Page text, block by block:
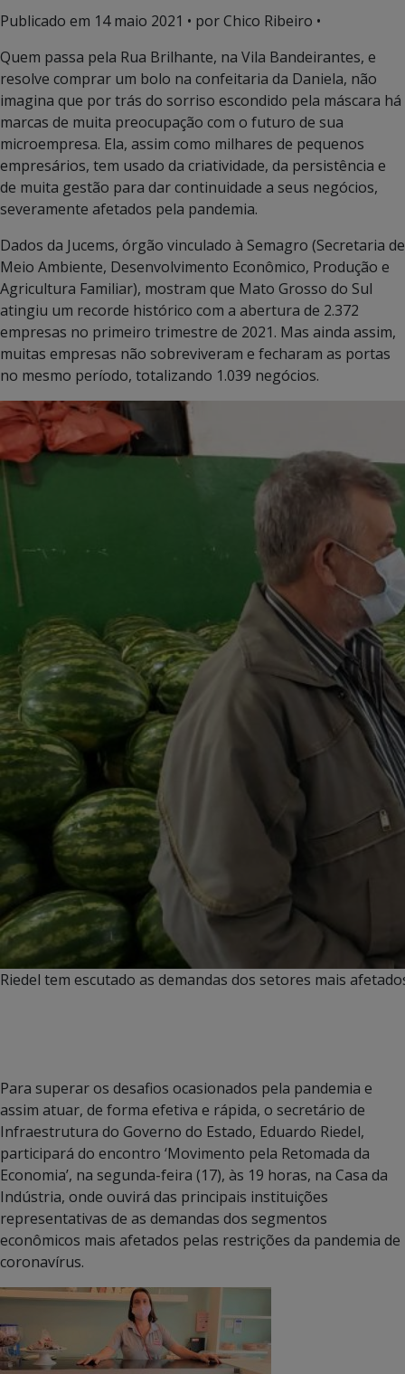
Publicado em 14 maio 2021 • por Chico Ribeiro •
Quem passa pela Rua Brilhante, na Vila Bandeirantes, e
resolve comprar um bolo na confeitaria da Daniela, não
imagina que por trás do sorriso escondido pela máscara há
marcas de muita preocupação com o futuro de sua
microempresa. Ela, assim como milhares de pequenos
empresários, tem usado da criatividade, da persistência e
de muita gestão para dar continuidade a seus negócios,
severamente afetados pela pandemia.
Dados da Jucems, órgão vinculado à Semagro (Secretaria de
Meio Ambiente, Desenvolvimento Econômico, Produção e
Agricultura Familiar), mostram que Mato Grosso do Sul
atingiu um recorde histórico com a abertura de 2.372
empresas no primeiro trimestre de 2021. Mas ainda assim,
muitas empresas não sobreviveram e fecharam as portas
no mesmo período, totalizando 1.039 negócios.
Riedel tem escutado as demandas dos setores mais
Para superar os desafios ocasionados pela pandemia e
assim atuar, de forma efetiva e rápida, o secretário de
Infraestrutura do Governo do Estado, Eduardo Riedel,
participará do encontro ‘Movimento pela Retomada da
Economia’, na segunda-feira (17), às 19 horas, na Casa da
Indústria, onde ouvirá das principais instituições
representativas de as demandas dos segmentos
econômicos mais afetados pelas restrições da pandemia de
coronavírus.